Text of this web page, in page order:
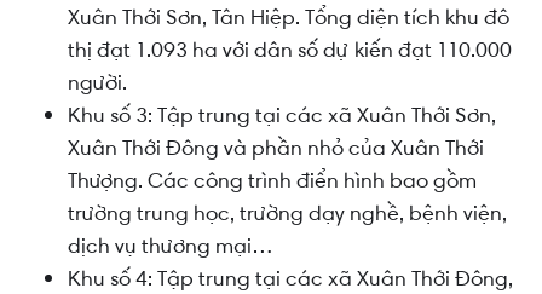
Xuân Thới Sơn, Tân Hiệp. Tổng diện tích khu đô
thị đạt 1.093 ha với dân số dự kiến đạt 110.000
người.
Khu số 3: Tập trung tại các xã Xuân Thới Sơn,
Xuân Thới Đông và phần nhỏ của Xuân Thới
Thượng. Các công trình điển hình bao gồm
trường trung học, trường dạy nghề, bệnh viện,
dịch vụ thương mại…
Khu số 4: Tập trung tại các xã Xuân Thới Đông,